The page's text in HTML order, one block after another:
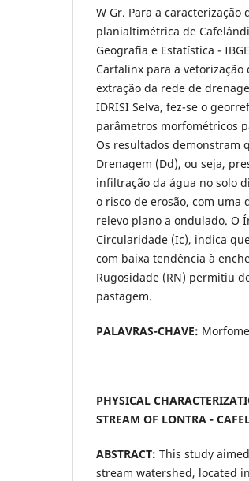
W Gr. Para a
planialtimétrica de
Geografia e Estatística -
Cartalinx para a
extração da rede de
IDRISI Selva, fez-se o
parâmetros morfométricos
Os resultados demonstram
Drenagem (Dd), ou seja,
infiltração da água no solo
o risco de erosão, com
relevo plano a ondulado. O
Circularidade (Ic), indica
com baixa tendência à
Rugosidade (RN) permitiu
pastagem.
PALAVRAS-CHAVE:
PHYSICAL
STREAM OF LONTRA -
ABSTRACT: This study
stream watershed, located